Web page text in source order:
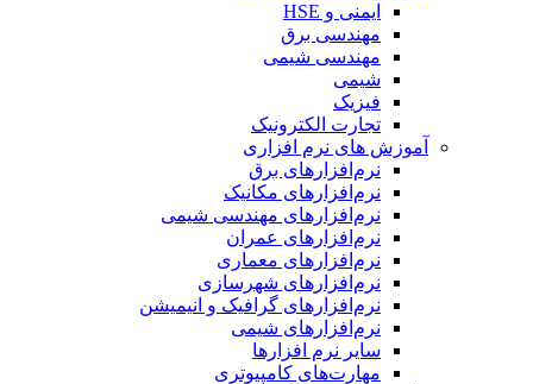
ایمنی و HSE
مهندسی برق
مهندسی شیمی
شیمی
فیزیک
تجارت الکترونیک
آموزش های نرم افزاری
نرم‌افزارهای برق
نرم‌افزارهای مکانیک
نرم‌افزارهای مهندسی شیمی
نرم‌افزارهای عمران
نرم‌افزارهای معماری
نرم‌افزارهای شهرسازی
نرم‌افزارهای گرافیک و انیمیشن
نرم‌افزارهای شیمی
سایر نرم افزارها
مهارت‌های کامپیوتری